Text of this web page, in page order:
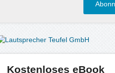
Kostenloses eBook